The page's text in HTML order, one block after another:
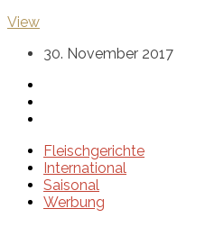
View
30. November 2017
Fleischgerichte
International
Saisonal
Werbung